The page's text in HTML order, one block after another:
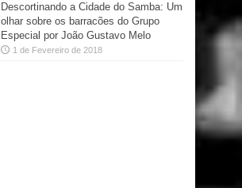
Descortinando a Cidade do Samba: Um
olhar sobre os barracões do Grupo
Especial por João Gustavo Melo
1 de Fevereiro de 2018